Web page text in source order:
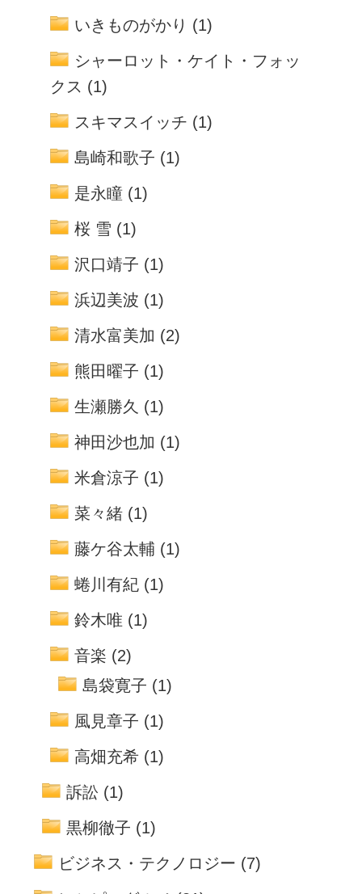
いきものがかり (1)
シャーロット・ケイト・フォッ
クス (1)
スキマスイッチ (1)
島崎和歌子 (1)
是永瞳 (1)
桜 雪 (1)
沢口靖子 (1)
浜辺美波 (1)
清水富美加 (2)
熊田曜子 (1)
生瀬勝久 (1)
神田沙也加 (1)
米倉涼子 (1)
菜々緒 (1)
藤ケ谷太輔 (1)
蜷川有紀 (1)
鈴木唯 (1)
音楽 (2)
島袋寛子 (1)
風見章子 (1)
高畑充希 (1)
訴訟 (1)
黒柳徹子 (1)
ビジネス・テクノロジー (7)